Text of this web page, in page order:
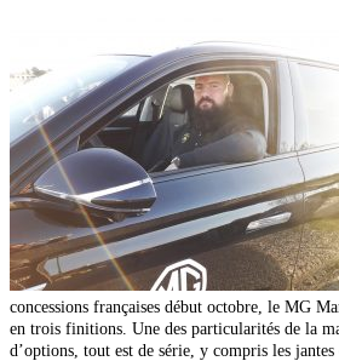
concessions françaises début octobre, le MG
en trois finitions. Une des particularités de la
d’options, tout est de série, y compris les